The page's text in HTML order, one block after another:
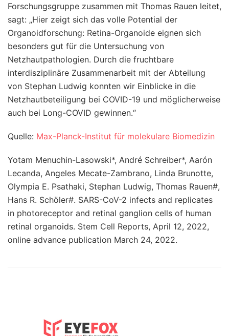
Forschungsgruppe zusammen mit Thomas Rauen leitet,
sagt: „Hier zeigt sich das volle Potential der
Organoidforschung: Retina-Organoide eignen sich
besonders gut für die Untersuchung von
Netzhautpathologien. Durch die fruchtbare
interdisziplinäre Zusammenarbeit mit der Abteilung
von Stephan Ludwig konnten wir Einblicke in die
Netzhautbeteiligung bei COVID-19 und möglicherweise
auch bei Long-COVID gewinnen.“
Quelle: Max-Planck-Institut für molekulare Biomedizin
Yotam Menuchin-Lasowski*, André Schreiber*, Aarón
Lecanda, Angeles Mecate-Zambrano, Linda Brunotte,
Olympia E. Psathaki, Stephan Ludwig, Thomas Rauen#,
Hans R. Schöler#. SARS-CoV-2 infects and replicates
in photoreceptor and retinal ganglion cells of human
retinal organoids. Stem Cell Reports, April 12, 2022,
online advance publication March 24, 2022.